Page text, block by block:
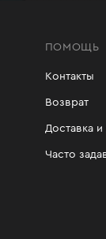
ПОМОЩЬ
Контакты
Возврат
Доставка и
Часто